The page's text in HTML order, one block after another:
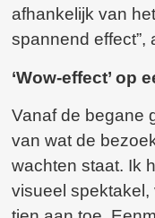
afhankelijk van
spannend effect”,
‘Wow-effect’ op
Vanaf de begane
van wat de
wachten staat. Ik
visueel